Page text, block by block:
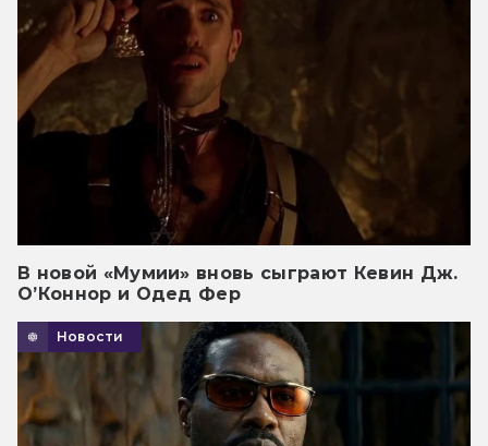
В новой «Мумии» вновь сыграют Кевин Дж.
О’Коннор и Одед Фер
Новости